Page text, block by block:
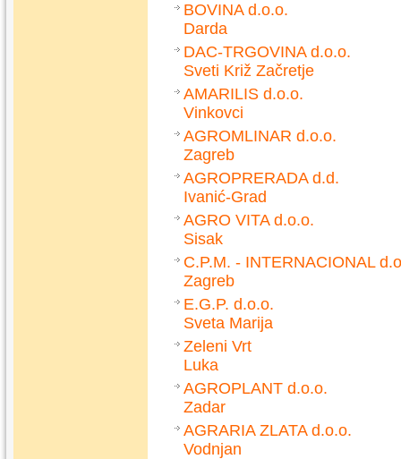
BOVINA d.o.o.
Darda
DAC-TRGOVINA d.o.o.
Sveti Križ Začretje
AMARILIS d.o.o.
Vinkovci
AGROMLINAR d.o.o.
Zagreb
AGROPRERADA d.d.
Ivanić-Grad
AGRO VITA d.o.o.
Sisak
C.P.M. - INTERNACIONAL
Zagreb
E.G.P. d.o.o.
Sveta Marija
Zeleni Vrt
Luka
AGROPLANT d.o.o.
Zadar
AGRARIA ZLATA d.o.o.
Vodnjan